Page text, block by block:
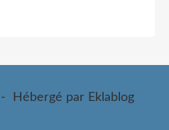
Hébergé par Eklablog